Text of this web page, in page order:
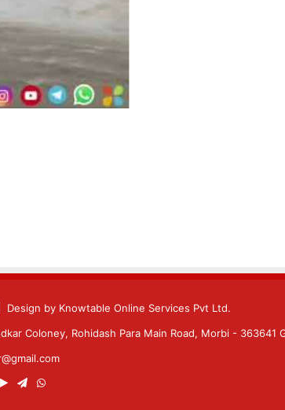
| Design by Knowtable Online Services Pvt Ltd.
Coloney, Rohidash Para Main Road, Morbi - 363641
GoogleTelegramWhatsApp